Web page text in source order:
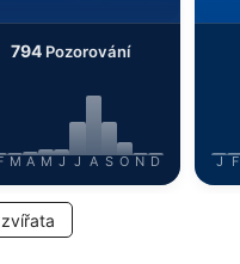
794Pozorování
M A M J J A S O N D J F